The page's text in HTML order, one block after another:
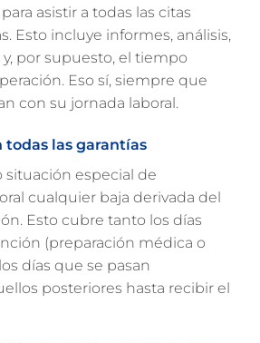
asistir a todas las citas
Esto incluye informes, análisis,
por supuesto, el tiempo
Eso sí, siempre que
con su jornada laboral.
todas las garantías
situación especial de
cualquier baja derivada del
Esto cubre tanto los días
(preparación médica o
días que se pasan
posteriores hasta recibir el